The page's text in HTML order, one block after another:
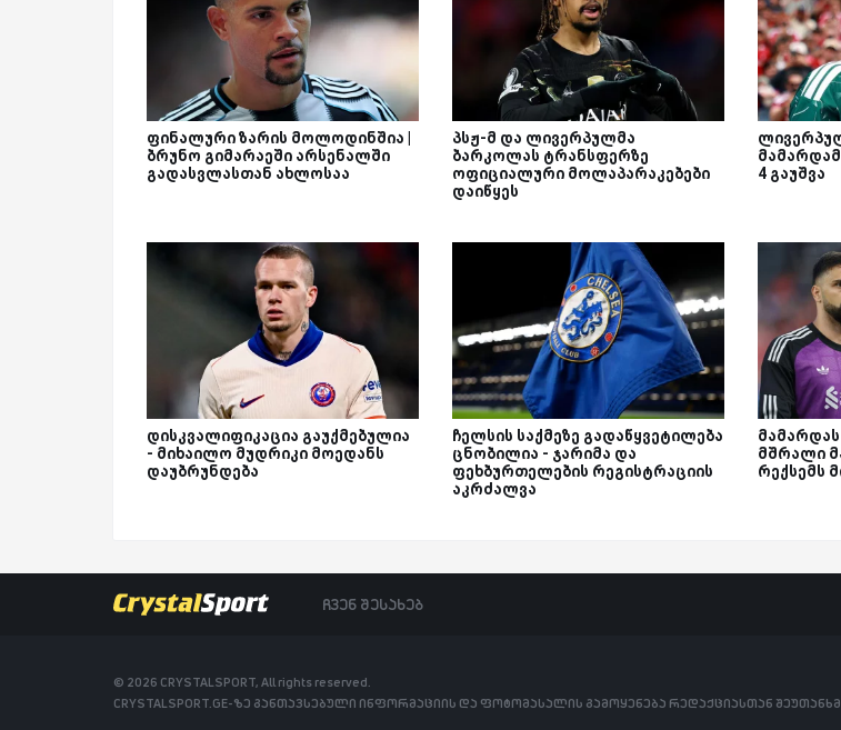
ფინალური ზარის მოლოდინშია |
ბრუნო გიმარაეში არსენალში
გადასვლასთან ახლოსაა
პსჟ-მ და ლივერპულმა
ბარკოლას ტრანსფერზე
ოფიციალური მოლაპარაკებები
დაიწყეს
4 გაუშვა
დისკვალიფიკაცია გაუქმებულია
- მიხაილო მუდრიკი მოედანს
დაუბრუნდება
ჩელსის საქმეზე გადაწყვეტილება
ცნობილია - ჯარიმა და
ფეხბურთელების რეგისტრაციის
აკრძალვა
მშრალი
რექსემს
ჩვენ შესახებ
© 2026 CRYSTALSPORT, All rights reserved.
CRYSTALSPORT.GE-ზე განთავსებული ინფორმაციის და ფოტომასალის გამოყენება რედაქციასთან